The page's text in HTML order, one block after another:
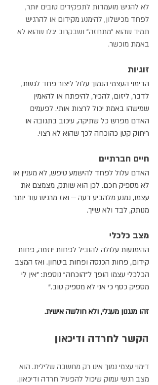
לא להגיש מועמדות לתפקידים טובים יותר,
לפחד מכישלון, להימנע מקידום או להרגיש
תמיד שהוא "מתחזה" ושבקרוב יגלו שהוא לא
באמת מוכשר.
זוגיות
הדימוי העצמי הנמוך עלול ליצור פחד לגשת,
לדבר, ליזום, להכיר, להיפתח או להאמין
שמישהו באמת יכול לרצות אותי. לפעמים
האדם מפרש כל שתיקה, עיכוב בתגובה או
ריחוק קטן כהוכחה לכך שהוא לא רצוי.
חיים חברתיים
האדם עלול לפחד להישמע טיפש, לא מעניין או
לא מספיק חכם. לכן הוא שותק, מצמצם את
עצמו, נמנע מלהביע דעה — ואז מרגיש עוד יותר
מנותק, לבד ולא שייך.
מצב כלכלי
ההימנעות עלולה להוביל לפחות יוזמה, פחות
קידום, פחות הכנסה ופחות ביטחון. ואז המצב
הכלכלי עצמו הופך ל"הוכחה" נוספת: "אין לי
מספיק כסף כי אני לא מספיק טוב."
זהו מנגנון מעגלי, ולא חולשה אישית.
הקשר לחרדה ודיכאון
דימוי עצמי נמוך אינו רק מחשבה שלילית. הוא
מצב רגשי עמוק שיכול להפעיל חרדה ודיכאון.